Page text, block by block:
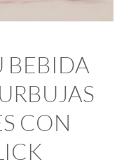
BEBIDA
CON